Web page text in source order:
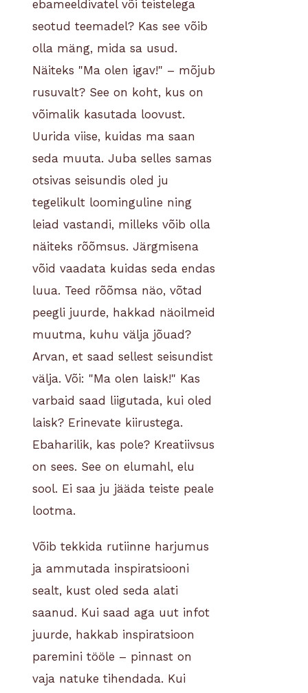
ebameeldivatel või teistelega
seotud teemadel? Kas see võib
olla mäng, mida sa usud.
Näiteks "Ma olen igav!" – mõjub
rusuvalt? See on koht, kus on
võimalik kasutada loovust.
Uurida viise, kuidas ma saan
seda muuta. Juba selles samas
otsivas seisundis oled ju
tegelikult loominguline ning
leiad vastandi, milleks võib olla
näiteks rõõmsus. Järgmisena
võid vaadata kuidas seda endas
luua. Teed rõõmsa näo, võtad
peegli juurde, hakkad näoilmeid
muutma, kuhu välja jõuad?
Arvan, et saad sellest seisundist
välja. Või: "Ma olen laisk!" Kas
varbaid saad liigutada, kui oled
laisk? Erinevate kiirustega.
Ebaharilik, kas pole? Kreatiivsus
on sees. See on elumahl, elu
sool. Ei saa ju jääda teiste peale
lootma.
Võib tekkida rutiinne harjumus
ja ammutada inspiratsiooni
sealt, kust oled seda alati
saanud. Kui saad aga uut infot
juurde, hakkab inspiratsioon
paremini tööle – pinnast on
vaja natuke tihendada. Kui